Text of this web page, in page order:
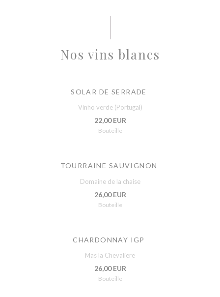
Nos vins blancs
SOLAR DE SERRADE
Vinho verde (Portugal)
22,00 EUR
Bouteille
TOURRAINE SAUVIGNON
Domaine de la chaise
26,00 EUR
Bouteille
CHARDONNAY IGP
Mas la Chevaliere
26,00 EUR
Bouteille